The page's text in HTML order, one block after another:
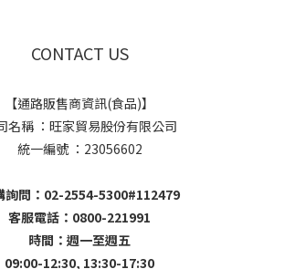
CONTACT US
【通路販售商資訊(食品)】
名稱 ：旺家貿易股份有限公司
統一編號 ：23056602
詢問：02-2554-5300#112479
客服電話：0800-221991
時間：週一至週五
09:00-12:30, 13:30-17:30